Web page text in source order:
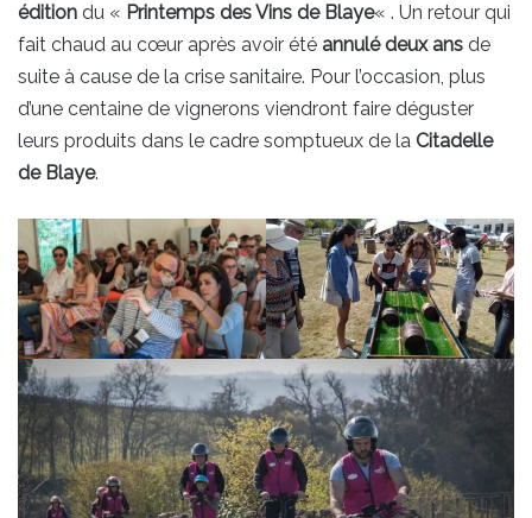
édition du « Printemps des Vins de Blaye« . Un retour qui
fait chaud au cœur après avoir été annulé deux ans de
suite à cause de la crise sanitaire. Pour l’occasion, plus
d’une centaine de vignerons viendront faire déguster
leurs produits dans le cadre somptueux de la Citadelle
de Blaye.